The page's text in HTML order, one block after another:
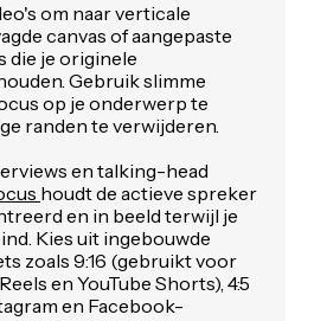
om naar verticale
canvas of aangepaste
je originele
Gebruik slimme
op je onderwerp te
randen te verwijderen.
en talking-head
houdt de actieve spreker
en in beeld terwijl je
Kies uit ingebouwde
zoals 9:16 (gebruikt voor
en YouTube Shorts), 4:5
en Facebook-